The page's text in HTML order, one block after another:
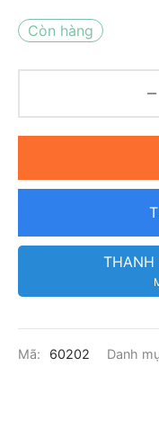
Còn hàng
THANH
Mã: 60202 Danh